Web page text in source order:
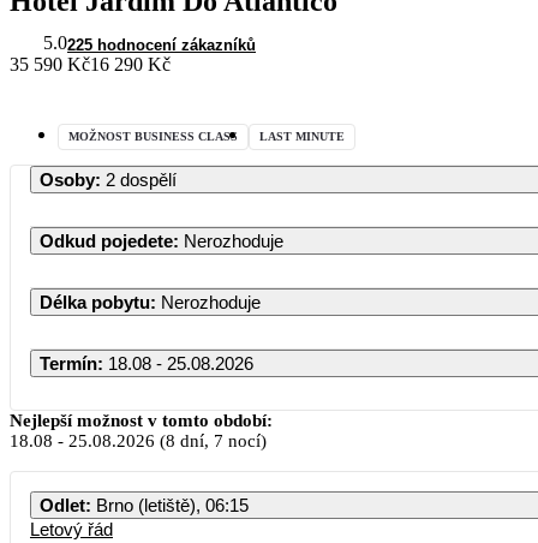
5.0225 hodnocení zákazníků
35 590 Kč16 290 Kč
MOŽNOST BUSINESS CLASS LAST MINUTE
Osoby: 2 dospělí
Odkud pojedete: Nerozhoduje
Délka pobytu: Nerozhoduje
Termín: 18.08 - 25.08.2026
Nejlepší možnost v tomto období:
18.08 - 25.08.2026 (8 dní, 7 nocí)
Odlet: Brno (letiště), 06:15
Letový řád